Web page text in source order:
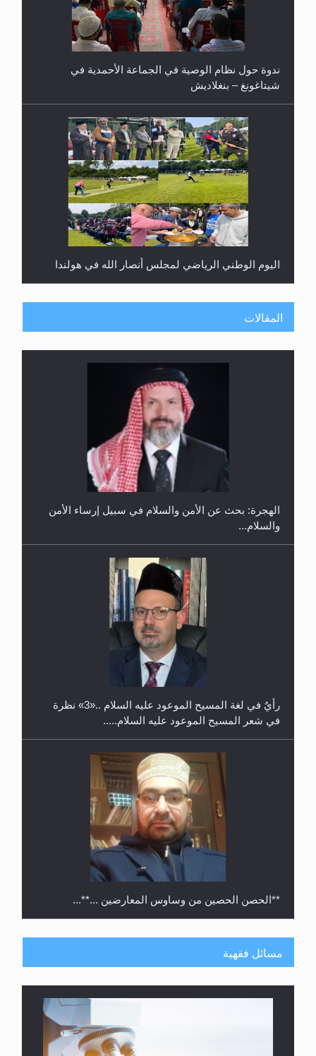
ندوة حول نظام الوصية في الجماعة الأحمدية في
شيتاغونغ – بنغلاديش
اليوم الوطني الرياضي لمجلس أنصار الله في هولندا
إتمام حفظ القرآن الكريم لثلاثة طلاب من مدرسة الحفظ
حفل توزيع الشهادات في الجامعة الأحمدية بنيجيريا لعام
المقالات
الهجرة: بحث عن الأمن والسلام في سبيل إرساء الأمن
والسلام...
رأيٌ في لغة المسيح الموعود عليه السلام ..«3» نظرة
في شعر المسيح الموعود عليه السلام.....
**الحصن الحصين من وساوس المعارضين ...**...
مسائل فقهية